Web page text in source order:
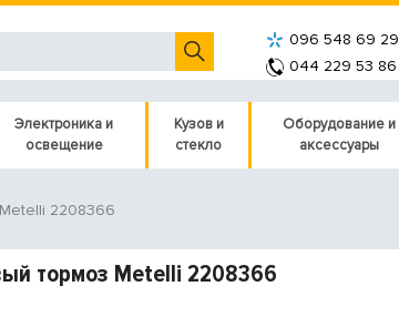
096 548 69 29
044 229 53 86
Электроника и
освещение
Кузов и
стекло
Оборудование и
аксессуары
Metelli 2208366
тормоз Metelli 2208366